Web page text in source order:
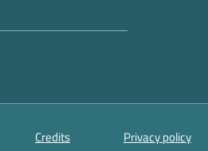
Credits Privacy policy